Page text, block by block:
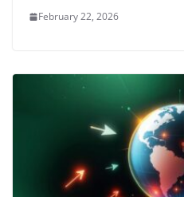
February 22, 2026